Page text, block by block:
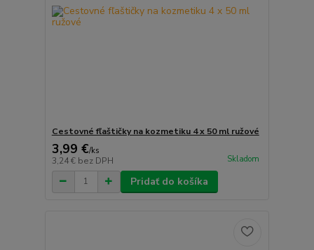
Cestovné fľaštičky na kozmetiku 4 x 50 ml ružové
3,99 €/ks
3,24 € bez DPH Skladom
Pridať do košíka